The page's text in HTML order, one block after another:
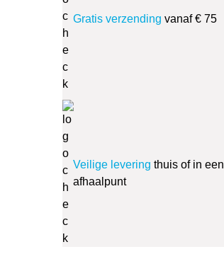
Gratis verzending vanaf € 75
Veilige levering thuis of in een
afhaalpunt